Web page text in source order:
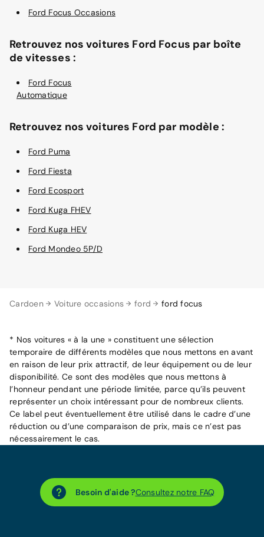
Cardoen Voiture occasions ford ford focus
Ford Focus Occasions
Retrouvez nos voitures Ford Focus par boîte
de vitesses :
Ford Focus
Automatique
Retrouvez nos voitures Ford par modèle :
Ford Puma
Ford Fiesta
Ford Ecosport
Ford Kuga FHEV
Ford Kuga HEV
Ford Mondeo 5P/D
* Nos voitures « à la une » constituent une sélection
temporaire de différents modèles que nous mettons en avant
en raison de leur prix attractif, de leur équipement ou de leur
disponibilité. Ce sont des modèles que nous mettons à
l’honneur pendant une période limitée, parce qu’ils peuvent
représenter un choix intéressant pour de nombreux clients.
Ce label peut éventuellement être utilisé dans le cadre d’une
réduction ou d’une comparaison de prix, mais ce n’est pas
nécessairement le cas.
Besoin d'aide ?Consultez notre FAQ